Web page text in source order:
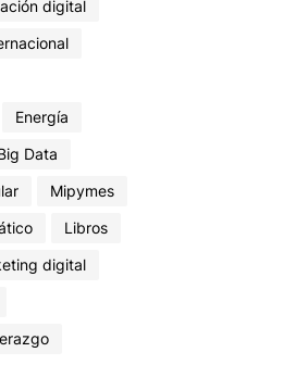
digital
Energía
Data
Mipymes
Libros
digital